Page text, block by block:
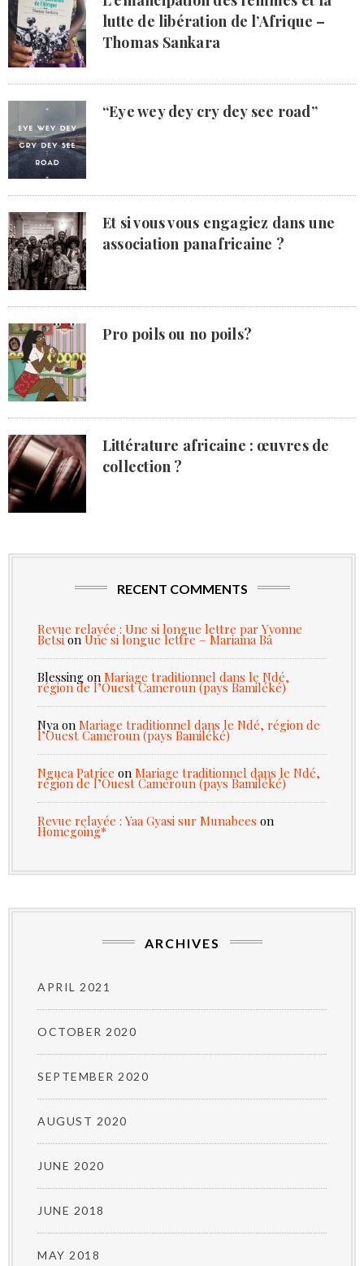
lutte de libération de l’Afrique –
Thomas Sankara
“Eye wey dey cry dey see road”
Et si vous vous engagiez dans une
association panafricaine ?
Pro poils ou no poils?
Littérature africaine : œuvres de
collection ?
RECENT COMMENTS
Revue relayée : Une si longue lettre par Yvonne
BetsionUne si longue lettre – Mariama Bâ
Blessing on Mariage traditionnel dans le Ndé,
région de l’Ouest Cameroun (pays Bamiléké)
Nya on Mariage traditionnel dans le Ndé, région de
l’Ouest Cameroun (pays Bamiléké)
Nguea Patrice on Mariage traditionnel dans le Ndé,
région de l’Ouest Cameroun (pays Bamiléké)
Revue relayée : Yaa Gyasi sur Munabees on
Homegoing*
ARCHIVES
APRIL 2021
OCTOBER 2020
SEPTEMBER 2020
AUGUST 2020
JUNE 2020
JUNE 2018
MAY 2018